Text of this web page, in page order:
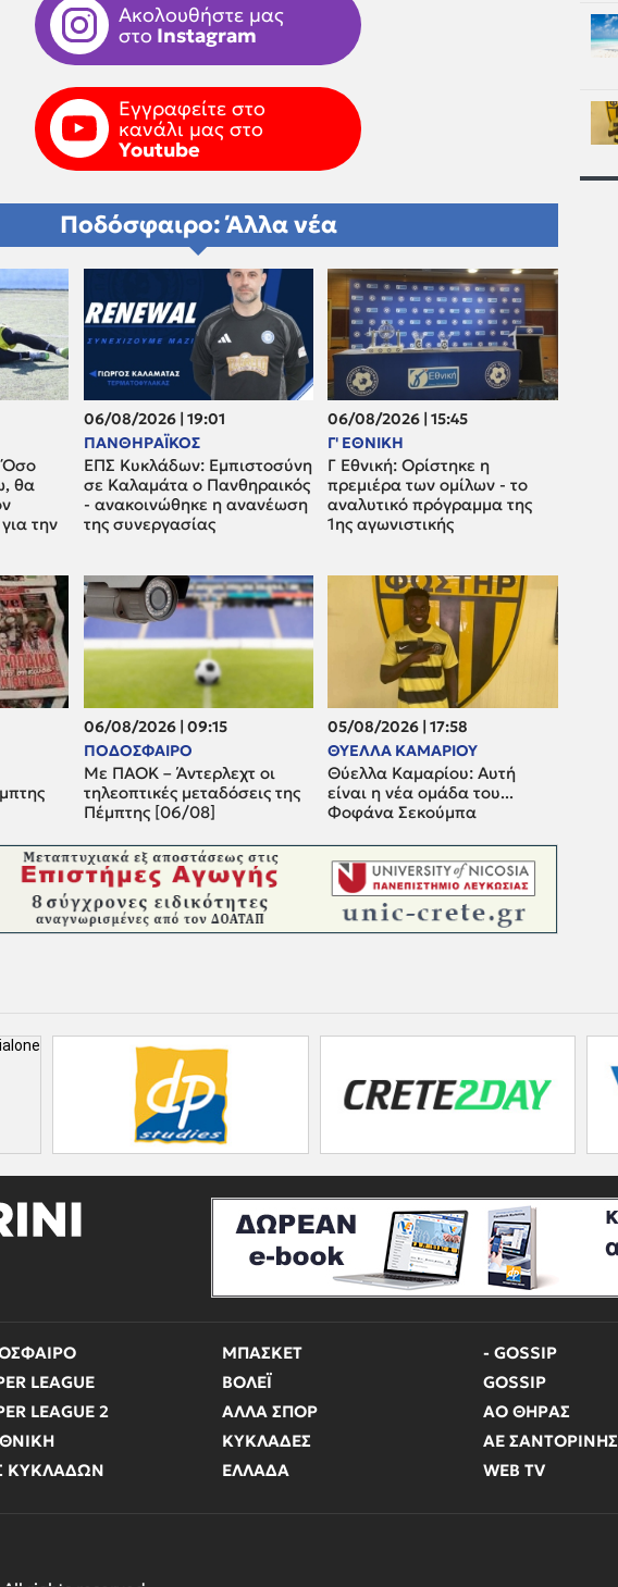
Ακολουθήστε μας
στο Instagram
Εγγραφείτε στο
κανάλι μας στο
Youtube
Ποδόσφαιρο: Άλλα νέα
Όσο
θα
την
06/08/2026 | 19:01
ΠΑΝΘΗΡΑΪΚΟΣ
ΕΠΣ Κυκλάδων: Εμπιστοσύνη
σε Καλαμάτα ο Πανθηραικός
- ανακοινώθηκε η ανανέωση
της συνεργασίας
06/08/2026 | 15:45
Γ' ΕΘΝΙΚΗ
Γ Εθνική: Ορίστηκε η
πρεμιέρα των ομίλων - το
αναλυτικό πρόγραμμα της
1ης αγωνιστικής
06/08/2026 | 09:15
ΠΟΔΟΣΦΑΙΡΟ
Με ΠΑΟΚ – Άντερλεχτ οι
τηλεοπτικές μεταδόσεις της
Πέμπτης [06/08]
05/08/2026 | 17:58
ΘΥΕΛΛΑ ΚΑΜΑΡΙΟΥ
Θύελλα Καμαρίου: Αυτή
είναι η νέα ομάδα του...
Φοφάνα Σεκούμπα
LEAGUE
LEAGUE 2
ΚΥΚΛΑΔΩΝ
ΜΠΑΣΚΕΤ
ΒΟΛΕΪ
ΑΛΛΑ ΣΠΟΡ
ΚΥΚΛΑΔΕΣ
ΕΛΛΑΔΑ
- GOSSIP
GOSSIP
ΑΟ ΘΗΡΑΣ
ΑΕ ΣΑΝΤΟΡΙΝΗΣ
WEB TV